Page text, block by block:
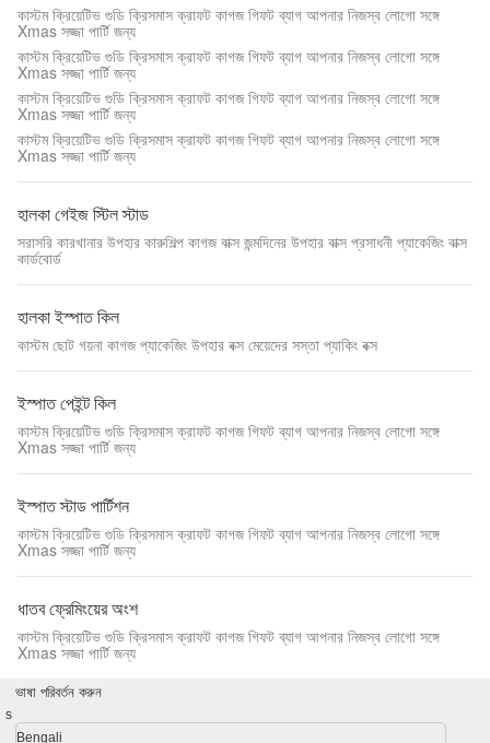
কাস্টম ক্রিয়েটিভ গুডি ক্রিসমাস ক্রাফট কাগজ গিফট ব্যাগ আপনার নিজস্ব লোগো সঙ্গে
Xmas সজ্জা পার্টি জন্য
কাস্টম ক্রিয়েটিভ গুডি ক্রিসমাস ক্রাফট কাগজ গিফট ব্যাগ আপনার নিজস্ব লোগো সঙ্গে
Xmas সজ্জা পার্টি জন্য
কাস্টম ক্রিয়েটিভ গুডি ক্রিসমাস ক্রাফট কাগজ গিফট ব্যাগ আপনার নিজস্ব লোগো সঙ্গে
Xmas সজ্জা পার্টি জন্য
কাস্টম ক্রিয়েটিভ গুডি ক্রিসমাস ক্রাফট কাগজ গিফট ব্যাগ আপনার নিজস্ব লোগো সঙ্গে
Xmas সজ্জা পার্টি জন্য
হালকা গেইজ স্টিল স্টাড
সরাসরি কারখানার উপহার কারুশিল্প কাগজ বাক্স জন্মদিনের উপহার বাক্স প্রসাধনী প্যাকেজিং বাক্স
কার্ডবোর্ড
হালকা ইস্পাত কিল
কাস্টম ছোট গয়না কাগজ প্যাকেজিং উপহার বক্স মেয়েদের সস্তা প্যাকিং বক্স
ইস্পাত পেইন্ট কিল
কাস্টম ক্রিয়েটিভ গুডি ক্রিসমাস ক্রাফট কাগজ গিফট ব্যাগ আপনার নিজস্ব লোগো সঙ্গে
Xmas সজ্জা পার্টি জন্য
ইস্পাত স্টাড পার্টিশন
কাস্টম ক্রিয়েটিভ গুডি ক্রিসমাস ক্রাফট কাগজ গিফট ব্যাগ আপনার নিজস্ব লোগো সঙ্গে
Xmas সজ্জা পার্টি জন্য
ধাতব ফ্রেমিংয়ের অংশ
কাস্টম ক্রিয়েটিভ গুডি ক্রিসমাস ক্রাফট কাগজ গিফট ব্যাগ আপনার নিজস্ব লোগো সঙ্গে
Xmas সজ্জা পার্টি জন্য
ভাষা পরিবর্তন করুন
s
Bengali